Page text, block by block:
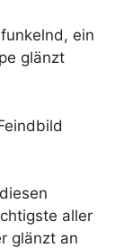
ein
glänzt
aller
glänzt an